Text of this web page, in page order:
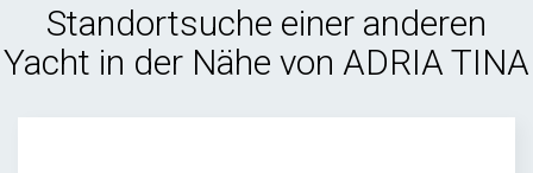
Standortsuche einer anderen
Yacht in der Nähe von ADRIA TINA